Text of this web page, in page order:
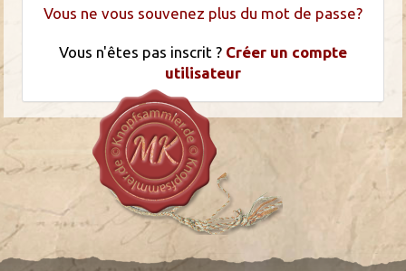
Vous ne vous souvenez plus du mot de passe?
Vous n'êtes pas inscrit ? Créer un compte
utilisateur